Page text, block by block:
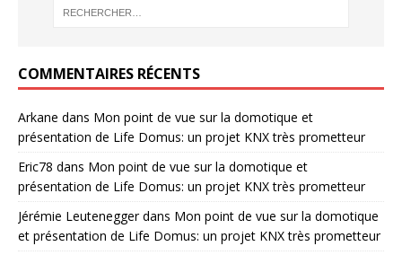
COMMENTAIRES RÉCENTS
Arkane dans Mon point de vue sur la domotique et
présentation de Life Domus: un projet KNX très prometteur
Eric78 dans Mon point de vue sur la domotique et
présentation de Life Domus: un projet KNX très prometteur
Jérémie Leuteneggerdans Mon point de vue sur la domotique
et présentation de Life Domus: un projet KNX très prometteur